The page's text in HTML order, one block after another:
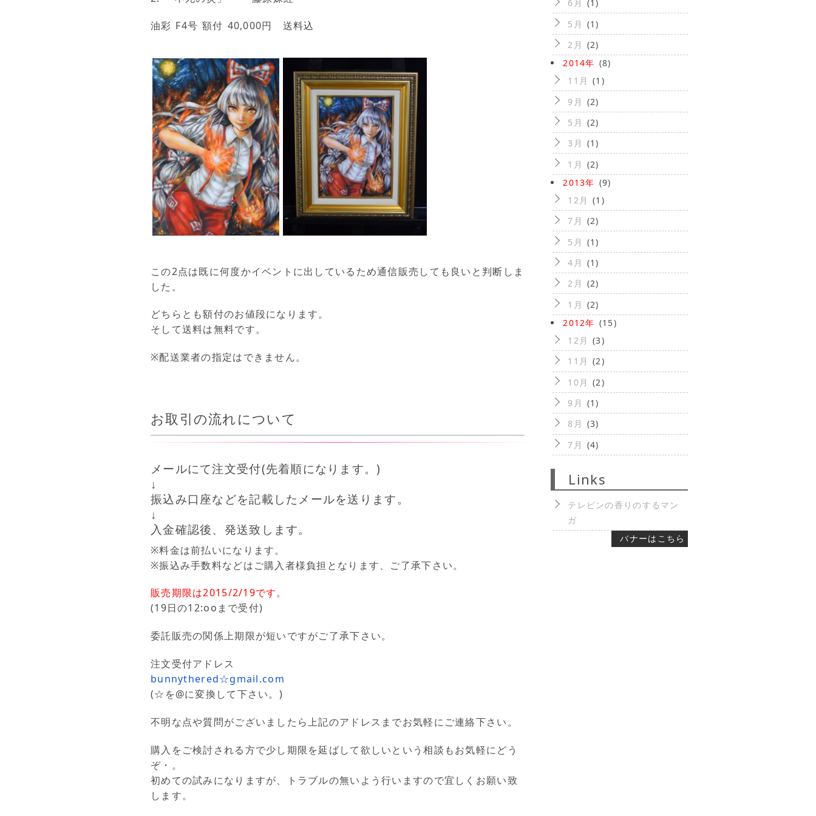
油彩 F4号 額付 40,000円 送料込
この2点は既に何度かイベントに出しているため通信販売しても良いと判断しま
した。
どちらとも額付のお値段になります。
そして送料は無料です。
※配送業者の指定はできません。
お取引の流れについて
メールにて注文受付(先着順になります。)
↓
振込み口座などを記載したメールを送ります。
↓
入金確認後、発送致します。
※料金は前払いになります。
※振込み手数料などはご購入者様負担となります、ご了承下さい。
販売期限は2015/2/19です。
(19日の12:ooまで受付)
委託販売の関係上期限が短いですがご了承下さい。
注文受付アドレス
bunnythered☆gmail.com
(☆を@に変換して下さい。)
不明な点や質問がございましたら上記のアドレスまでお気軽にご連絡下さい。
購入をご検討される方で少し期限を延ばして欲しいという相談もお気軽にどう
ぞ・。
初めての試みになりますが、トラブルの無いよう行いますので宜しくお願い致
します。
6月
(1)
5月 (1)
2月 (2)
2014年 (8)
11月 (1)
9月 (2)
5月 (2)
3月 (1)
1月 (2)
2013年 (9)
12月 (1)
7月 (2)
5月 (1)
4月 (1)
2月 (2)
1月 (2)
2012年 (15)
12月 (3)
11月 (2)
10月 (2)
9月 (1)
8月 (3)
7月 (4)
Links
テレピンの香りのするマン
ガ
バナーはこちら